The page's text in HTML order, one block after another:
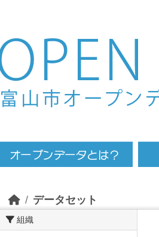
Skip to main content
データセット
組織